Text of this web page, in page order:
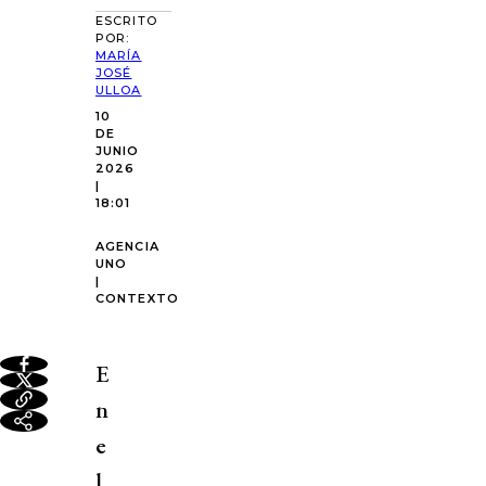
ESCRITO
POR:
MARÍA
JOSÉ
ULLOA
10
DE
JUNIO
2026
|
18:01
AGENCIA
UNO
|
CONTEXTO
E
n
e